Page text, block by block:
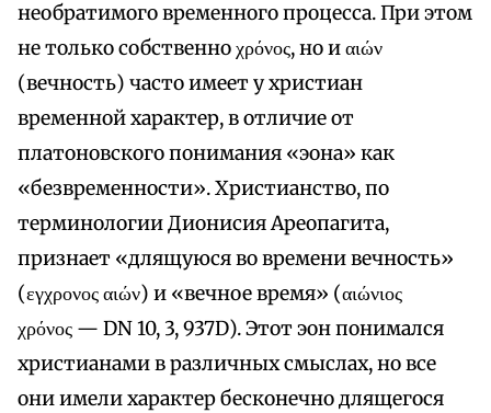
необратимого временного процесса. При этом
не только собственно χρόνος, но и αιών
(вечность) часто имеет у христиан
временной характер, в отличие от
платоновского понимания «эона» как
«безвременности». Христианство, по
терминологии Дионисия Ареопагита,
признает «длящуюся во времени вечность»
(εγχρονος αιών) и «вечное время» (αιώνιος
χρόνος — DN 10, 3, 937D). Этот эон понимался
христианами в различных смыслах, но все
они имели характер бесконечно длящегося